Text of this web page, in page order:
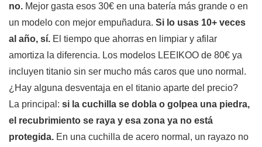
no. Mejor gasta esos 30€ en una batería más grande o en
un modelo con mejor empuñadura. Si lo usas 10+ veces
al año, sí. El tiempo que ahorras en limpiar y afilar
amortiza la diferencia. Los modelos LEEIKOO de 80€ ya
incluyen titanio sin ser mucho más caros que uno normal.
¿Hay alguna desventaja en el titanio aparte del precio?
La principal: si la cuchilla se dobla o golpea una piedra,
el recubrimiento se raya y esa zona ya no está
protegida. En una cuchilla de acero normal, un rayazo no